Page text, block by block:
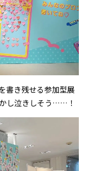
書き残せる参加型展
し泣きしそう……！